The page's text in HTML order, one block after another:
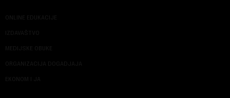
ONLINE EDUKACIJE
IZDAVAŠTVO
MEDIJSKE OBUKE
ORGANIZACIJA DOGADJAJA
EKONOM I JA